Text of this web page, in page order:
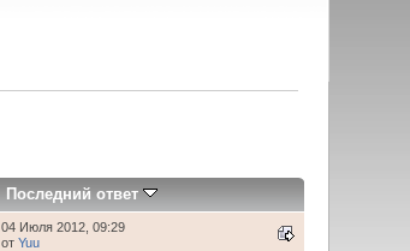
Последний ответ
04 Июля 2012, 09:29
отYuu